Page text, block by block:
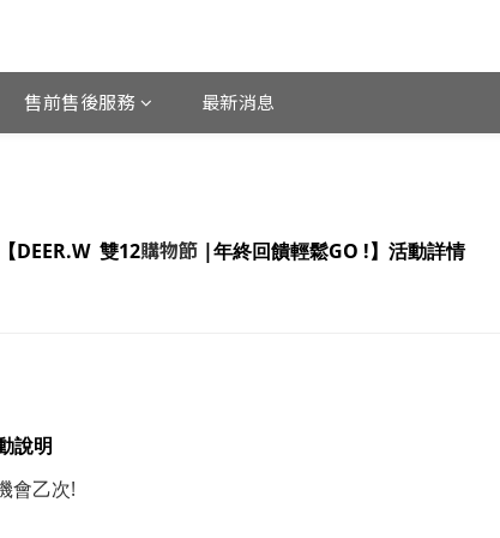
售前售後服務 最新消息
【DEER.W 雙12購物節 |年終回饋輕鬆GO !】活動詳情
說明
會乙次!